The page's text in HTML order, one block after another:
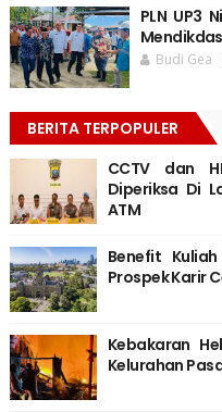
PLN UP3
Budi Gea
BERITA TERPOPULER
CCTV dan
Diperiksa Di
ATM
Benefit
Prospek Karir
Kebakaran
Kelurahan